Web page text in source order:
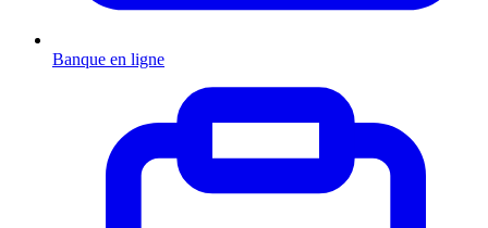
Banque en ligne